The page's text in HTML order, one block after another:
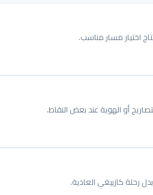
اختيار مسار مناسب.
أو الهوية عند بعض النقاط.
رحلة كازبيغي العادية.